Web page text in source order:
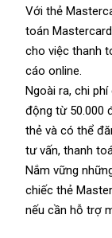
Với thẻ
toán
cho việc thanh
cáo online.
Ngoài ra, chi
động từ 50.000
thẻ và có thể
tư vấn, thanh
Nắm vững
chiếc thẻ
nếu cần hỗ trợ